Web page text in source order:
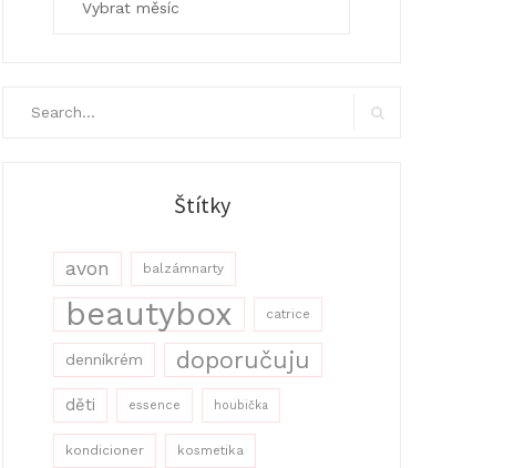
Štítky
avon balzámnarty
beautybox catrice
denníkrém doporučuju
děti essence houbička
kondicioner kosmetika